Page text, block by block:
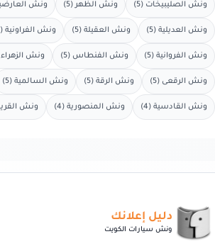
ونش الصليبيخات (5) ونش الظهر (5) ونش
ونش العديلية (5) ونش العقيلة (5) ونش الفراونية (5)
ونش الفروانية (5) ونش الفنطاس (5) ونش الزهراء
ونش الرقعى (5) ونش الرقة (5) ونش السالمية (5)
ونش القادسية (4) ونش المنصورية (4) ونش
دليل إعلانك
ونش سيارات الكويت